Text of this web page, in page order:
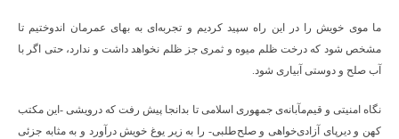
ما موی خویش را در این راه سپید کردیم و تجربه‌ای به بهای عمرمان اندوختیم تا
مشخص شود که درخت ظلم میوه و ثمری جز ظلم نخواهد داشت و ندارد، حتی اگر با
آب صلح و دوستی آبیاری شود.
نگاه امنیتی و قیم‌مآبانه‌ی جمهوری اسلامی تا بدانجا پیش رفت که درویشی -این مکتب
کهن و دیرپای آزادی‌خواهی و صلح‌طلبی- را به زیر یوغ خویش درآورد و به مثابه جزئی